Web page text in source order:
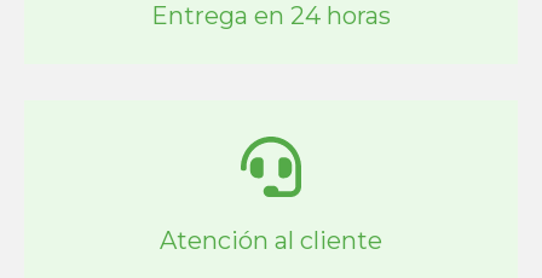
Entrega en 24 horas
Atención al cliente